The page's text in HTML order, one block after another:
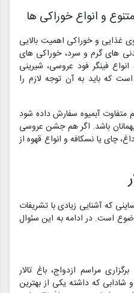
غذایی و خوراکی اهمیت بالایی
های گرم و سرد، خوراکی های
فینگر فود عروسی، شیرینی
که باید به آن توجه لازم را
متفاوت آبمیوه سفارش داده شود
باشد. اگر هم جشن عروسی
چای یا نسکافه و انواع قهوه از
که آشنایی زیادی با تشریفات
است. در ادامه به این سئوال
مراسم ازدواج، باغ تالار
که داشته یکی از بهترین